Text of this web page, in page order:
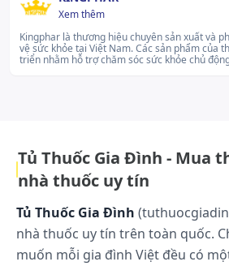
Xem thêm
Kingphar là thương hiệu chuyên sản xuất và
vệ sức khỏe tại Việt Nam. Các sản phẩm của
triển nhằm hỗ trợ chăm sóc sức khỏe chủ
Tủ Thuốc Gia Đình - Mua
nhà thuốc uy tín
Tủ Thuốc Gia Đình
nhà thuốc uy tín trên toàn quốc.
muốn mỗi gia đình Việt đều có